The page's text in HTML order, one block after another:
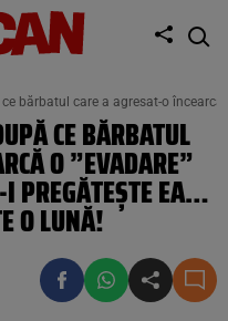
bărbatul care a agresat-o
CE BĂRBATUL
O ”EVADARE”
I PREGĂTEȘTE EA…
O LUNĂ!